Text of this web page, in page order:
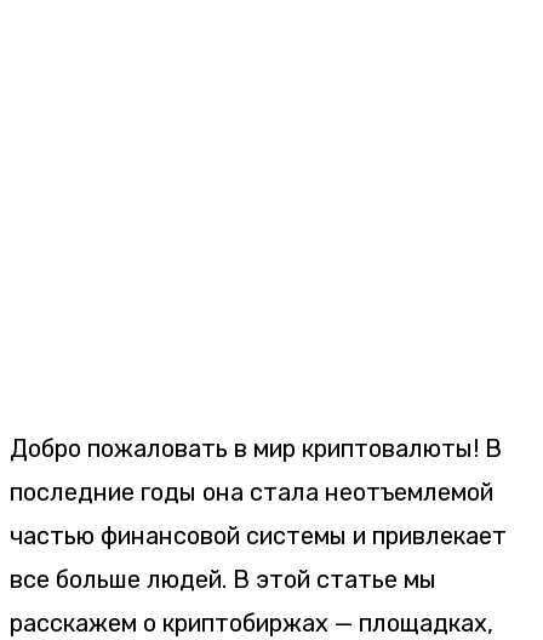
Добро пожаловать в мир криптовалюты! В
последние годы она стала неотъемлемой
частью финансовой системы и привлекает
все больше людей. В этой статье мы
расскажем о криптобиржах — площадках,